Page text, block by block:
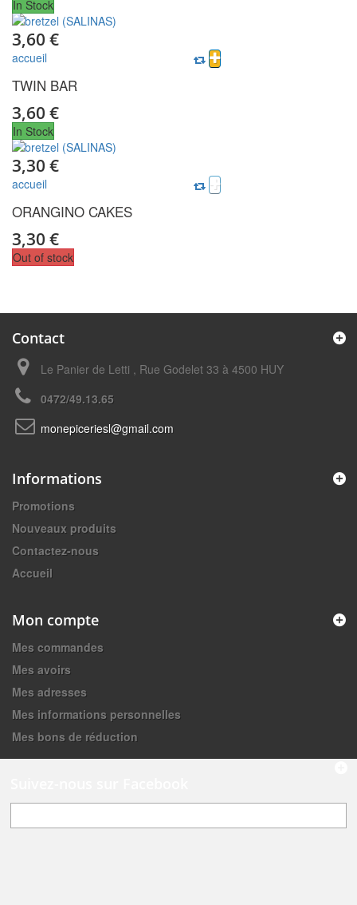
In Stock
3,60 €
accueil
TWIN BAR
3,60 €
In Stock
3,30 €
accueil
ORANGINO CAKES
3,30 €
Out of stock
Contact
Le Panier de Letti , Rue Godelet 33 à 4500 HUY
0472/49.13.65
monepiceriesl@gmail.com
Informations
Promotions
Nouveaux produits
Contactez-nous
Accueil
Mon compte
Mes commandes
Mes avoirs
Mes adresses
Mes informations personnelles
Mes bons de réduction